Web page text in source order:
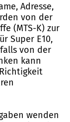
Adresse,
von der
(MTS-K) zur
Super E10,
von der
kann
wenden